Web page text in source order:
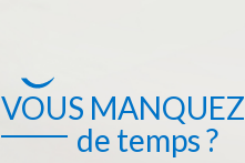
VOUS MANQUEZ
de temps ?